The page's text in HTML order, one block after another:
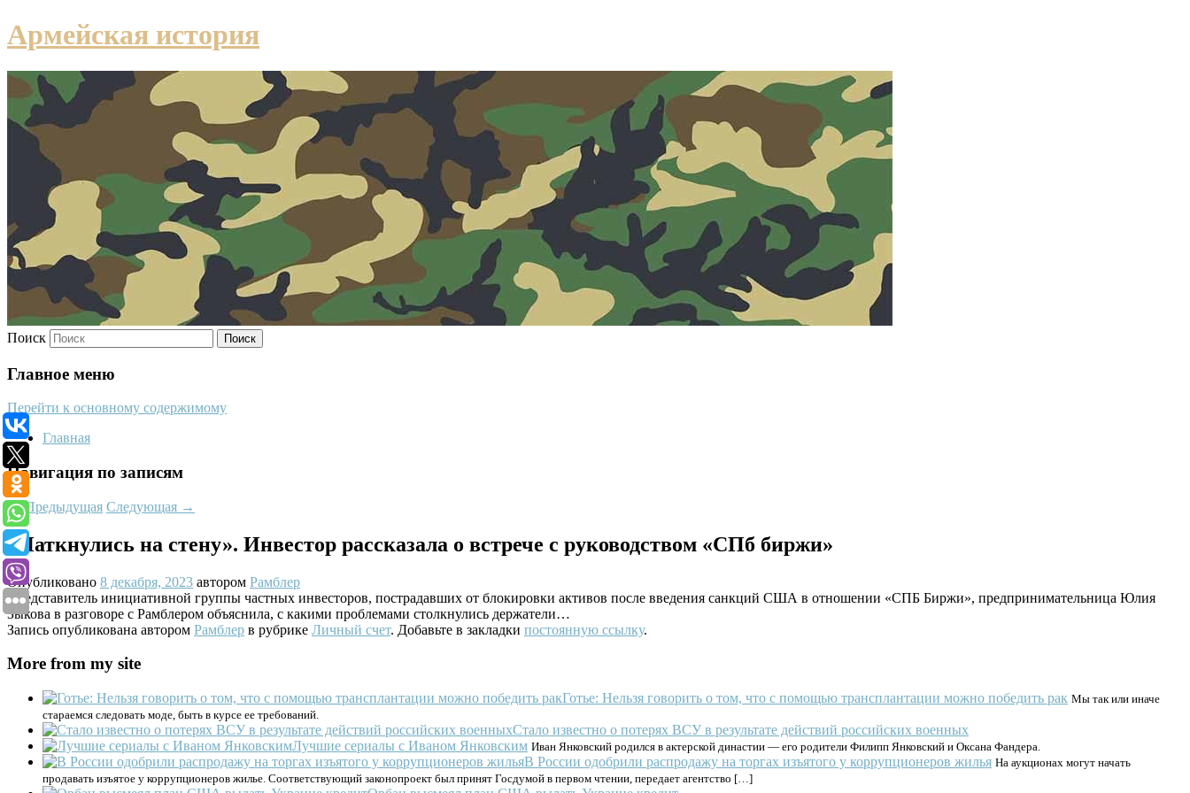
Армейская история
Поиск
Главное меню
Перейти к основному содержимому
Главная
Навигация по записям
←Предыдущая Следующая →
«Наткнулись на стену». Инвестор рассказала о встрече с руководством «СПб биржи»
Опубликовано 8 декабря, 2023 автором Рамблер
Представитель инициативной группы частных инвесторов, пострадавших от блокировки активов после введения санкций США в отношении «СПБ Биржи», предпринимательница Юлия
Зыкова в разговоре с Рамблером объяснила, с какими проблемами столкнулись держатели…
Запись опубликована автором Рамблер в рубрике Личный счет. Добавьте в закладки постоянную ссылку.
More from my site
Готье: Нельзя говорить о том, что с помощью трансплантации можно победить рак Мы так или иначе
стараемся следовать моде, быть в курсе ее требований.
Стало известно о потерях ВСУ в результате действий российских военных
Лучшие сериалы с Иваном Янковским Иван Янковский родился в актерской династии — его родители Филипп Янковский и Оксана Фандера.
В России одобрили распродажу на торгах изъятого у коррупционеров жилья На аукционах могут начать
продавать изъятое у коррупционеров жилье. Соответствующий законопроект был принят Госдумой в первом чтении, передает агентство […]